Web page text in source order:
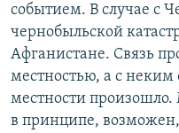
событием. В случае с
чернобыльской
Афганистане. Связь
местностью, а с
местности
в принципе,